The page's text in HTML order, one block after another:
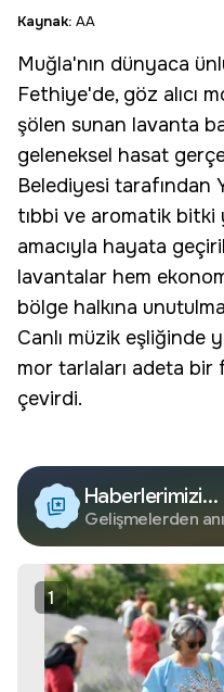
Kaynak: AA
Muğla'nın dünyaca
Fethiye'de, göz alıcı
şölen sunan lavanta
geleneksel hasat
Belediyesi tarafından
tıbbi ve aromatik
amacıyla hayata
lavantalar hem
bölge halkına
Canlı müzik eşliğinde
mor tarlaları adeta
çevirdi.
Haberlerimizi
Google'da
Edin
Gelişmelerden
1